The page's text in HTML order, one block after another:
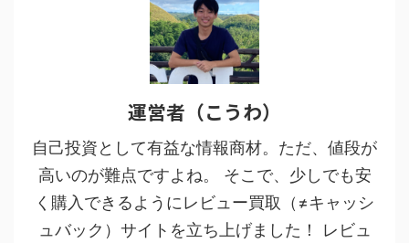
運営者（こうわ）
自己投資として有益な情報商材。ただ、値段が
高いのが難点ですよね。 そこで、少しでも安
く購入できるようにレビュー買取（≠キャッシ
ュバック）サイトを立ち上げました！ レビュ